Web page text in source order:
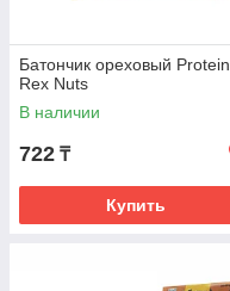
Батончик ореховый Protein
Rex Nuts
В наличии
722 ₸
Купить